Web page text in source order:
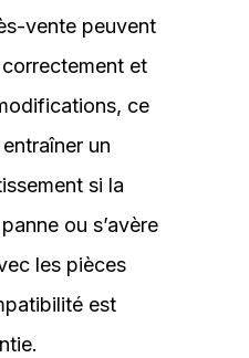
vente peuvent
correctement et
ce
un
si la
ou s’avère
les pièces
est